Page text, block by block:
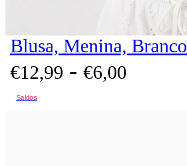
Blusa, Menina, Branco
€12,99 - €6,00
Saldos